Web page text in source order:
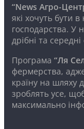
“News Агро-
які хочуть бути в
господарства. У
дрібні та
Програма “Ля
фермерства,
країну на шляху
зроблять усе,
максимально